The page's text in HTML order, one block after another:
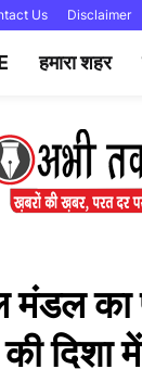
Us Disclaimer
हमारा शहर
का
दिशा में